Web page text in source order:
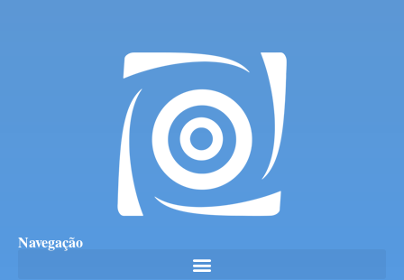
Navegação